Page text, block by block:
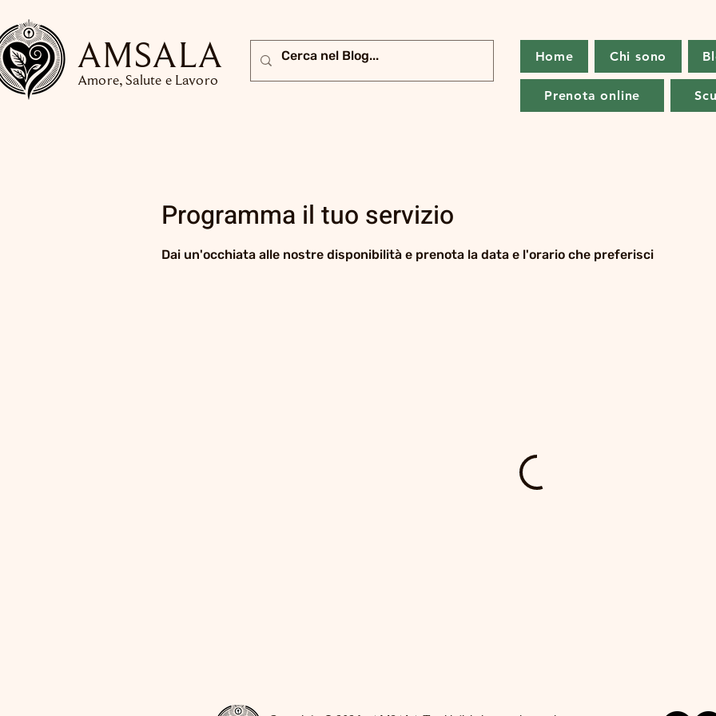
AMSALA
Amore, Salute e Lavoro
Home Chi sono
Prenota online
Programma il tuo servizio
Dai un'occhiata alle nostre disponibilità e prenota la data e l'orario che preferisci